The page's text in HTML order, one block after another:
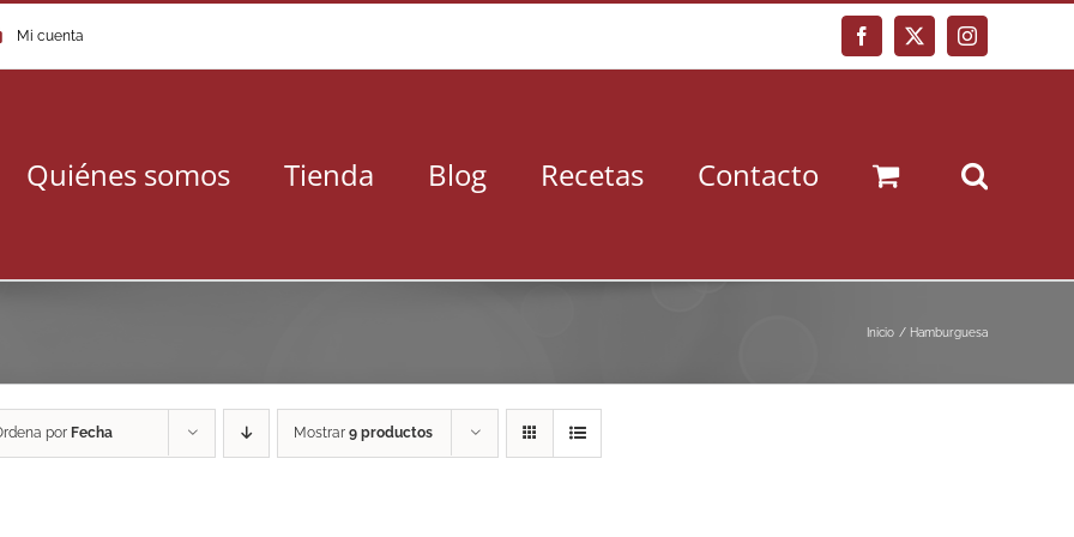
Mi cuenta Facebook
X Instagram
Quiénes somos Tienda Blog Recetas Contacto
Inicio Hamburguesa
por Fecha Mostrar 9 productos